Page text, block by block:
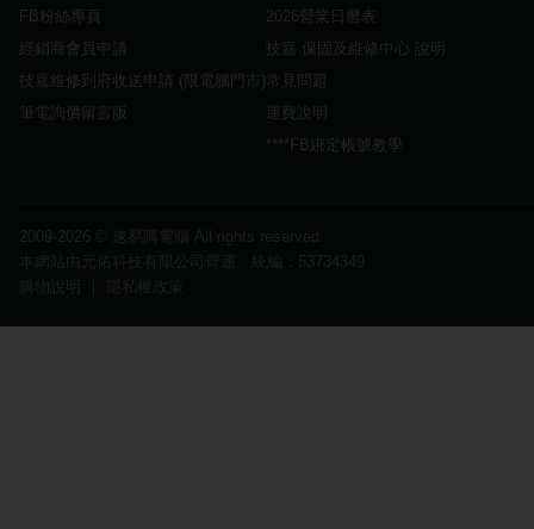
FB粉絲專頁
經銷商會員申請
技嘉維修到府收送申請 (限電腦門市)
筆電詢價留言版
2026營業日曆表
技嘉 保固及維修中心 說明
常見問題
運費說明
****FB綁定帳號教學